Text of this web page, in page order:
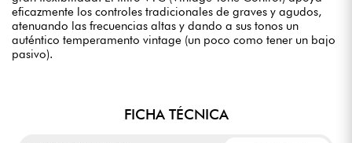
eficazmente los controles tradicionales de graves y agudos,
atenuando las frecuencias altas y dando a sus tonos un
auténtico temperamento vintage (un poco como tener un bajo
pasivo).
FICHA TÉCNICA